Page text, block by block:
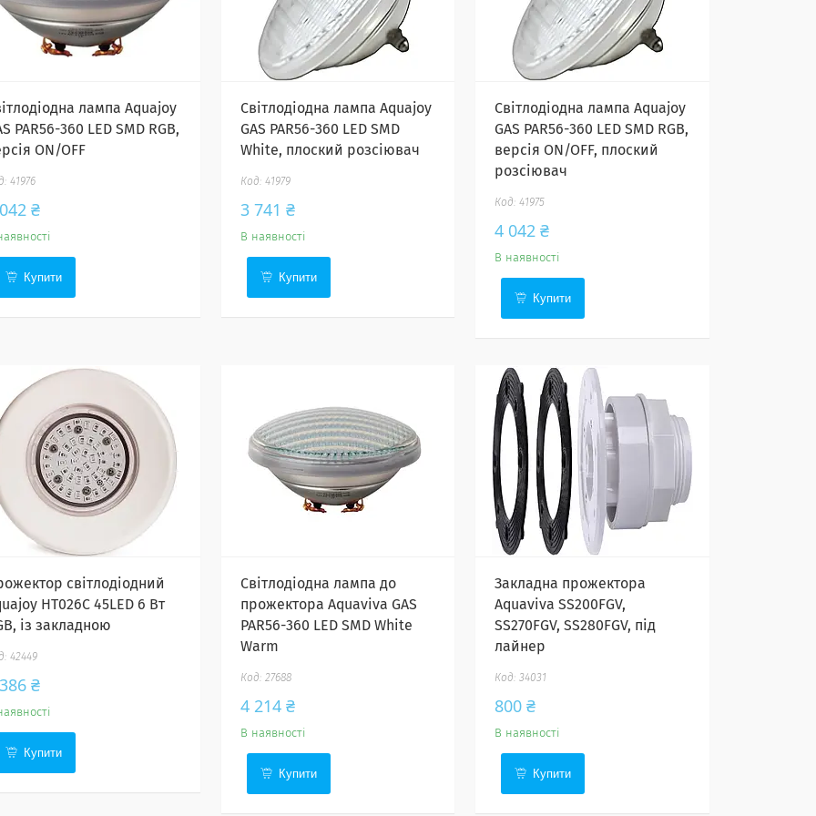
лампа Aquajoy
PAR56-360 LED SMD RGB,
ON/OFF
41976
₴
Купити
Світлодіодна лампа Aquajoy
GAS PAR56-360 LED SMD
White, плоский розсіювач
41979
3 741 ₴
В наявності
Купити
Світлодіодна лампа Aquajoy
GAS PAR56-360 LED SMD RGB,
версія ON/OFF, плоский
розсіювач
41975
4 042 ₴
В наявності
Купити
світлодіодний
HT026C 45LED 6 Вт
із закладною
42449
₴
Купити
Світлодіодна лампа до
прожектора Aquaviva GAS
PAR56-360 LED SMD White
Warm
27688
4 214 ₴
В наявності
Купити
Закладна прожектора
Aquaviva SS200FGV,
SS270FGV, SS280FGV, під
лайнер
34031
800 ₴
В наявності
Купити